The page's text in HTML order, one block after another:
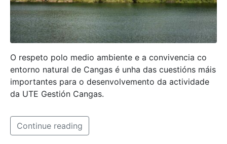
O respeto polo medio ambiente e a convivencia co
entorno natural de Cangas é unha das cuestións máis
importantes para o desenvolvemento da actividade
da UTE Gestión Cangas.
Continue reading